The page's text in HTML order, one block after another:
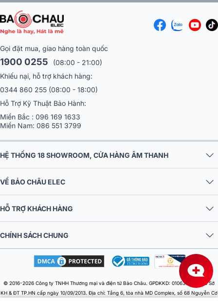
Công nghệ SonicGuard™ là một tính năng quan trọng giúp bảo vệ
loa khỏi sự quá tải nguồn điện, đặc biệt ở tần số cao. Khi loa gặp
phải tình huống nguồn điện vượt quá mức cho phép, SonicGuard™
sẽ tự động can thiệp để ngăn chặn tình trạng quá tải, bảo vệ trình
điều khiển và duy trì hiệu suất âm thanh ổn định mà không bị gián
Công nghệ chiếu sáng âm thanh thụ động (PSL) là một điểm nhấn
sáng tạo trên loa DP-6210 MAX. Nhờ vào thiết kế này, âm thanh
không chỉ được nghe mà còn được "nhìn thấy". Mỗi nhịp điệu, mỗi
âm thanh đều được thể hiện qua ánh sáng, tạo ra hiệu ứng âm nhạc
Gọi đặt mua, giao hàng toàn quốc
1900 0255
(08:00 - 21:00)
Khiếu nại, hỗ trợ khách hàng:
0344 860 255 (08:00 - 18:00)
Hỗ Trợ Kỹ Thuật Bảo Hành:
Miền Bắc : 096 169 1633
Miền Nam: 086 551 3799
HỆ THỐNG 18 SHOWROOM, CỬA HÀNG ÂM THANH
VỀ BẢO CHÂU ELEC
HỖ TRỢ KHÁCH HÀNG
CHÍNH SÁCH CHUNG
© 2016-2026 Công ty TNHH Thương mại và điện tử Bảo Châu. GPDKKD: 0106303879 do Sở
KH & ĐT TP.HN cấp ngày 10/09/2013. Địa chỉ: Tầng 6, tòa nhà MD Complex, số 68 Nguyễn Cơ